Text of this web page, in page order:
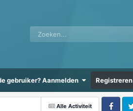
gebruiker? Aanmelden Registreren
Alle Activiteit